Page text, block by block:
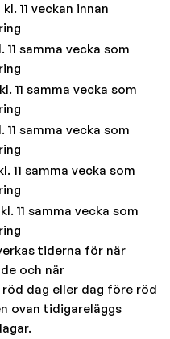
11 veckan innan
11 samma vecka som
11 samma vecka som
11 samma vecka som
11 samma vecka som
11 samma vecka som
tiderna för när
och när
dag eller dag före röd
ovan tidigareläggs